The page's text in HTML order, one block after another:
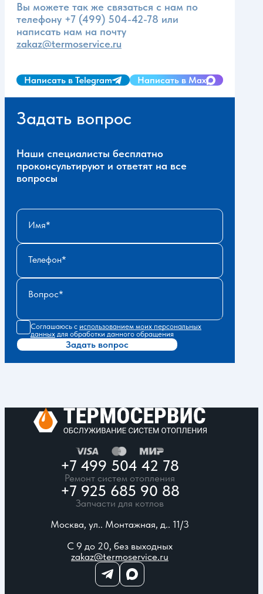
Вы можете так же связаться с нам по
телефону +7 (499) 504-42-78 или
написать нам на почту
zakaz@termoservice.ru
Написать в Telegram Написать в Max
Задать вопрос
Наши специалисты бесплатно
проконсультируют и ответят на все
вопросы
Имя
Телефон
Вопрос
Соглашаюсь с использованием моих персональных
данных для обработки данного обращения
Задать вопрос
+7 499 504 42 78
Ремонт систем отопления
+7 925 685 90 88
Запчасти для котлов
Москва, ул.. Монтажная, д.. 11/3
С 9 до 20, без выходных
zakaz@termoservice.ru